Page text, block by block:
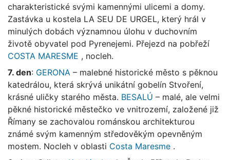
charakteristické svými kamennými ulicemi a domy.
Zastávka u kostela LA SEU DE URGEL, který hrál v
minulých dobách významnou úlohu v duchovním
životě obyvatel pod Pyrenejemi. Přejezd na pobřeží
COSTA MARESME , nocleh.
7. den: GERONA – malebné historické město s pěknou
katedrálou, která skrývá unikátní gobelín Stvoření,
krásné uličky starého města. BESALÚ – malé, ale velmi
pěkné historické městečko ve vnitrozemí, založené již
Římany se zachovalou románskou architekturou
známé svým kamenným středověkým opevněným
mostem. Nocleh v oblasti Costa Maresme .